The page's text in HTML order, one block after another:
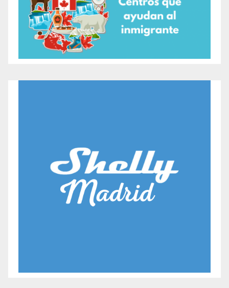
incluyen LGBTQ2S+ Anti-Opresión y Alianza,
Fotografía y Liderazgo.
El Digital Creative Arts Centre
abiertos a responder cualquier duda y es muy fácil